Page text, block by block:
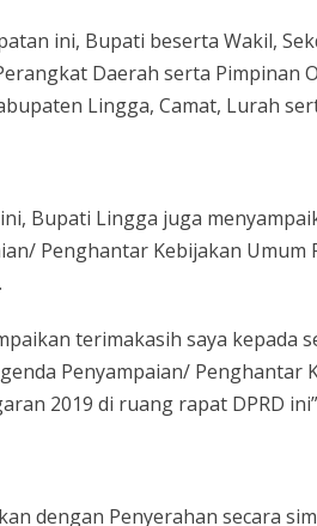
ini, Bupati beserta Wakil,
Daerah serta Pimpinan
Lingga, Camat, Lurah
Bupati Lingga juga
Penghantar Kebijakan Umum
terimakasih saya
Penyampaian/ Penghantar
2019 di ruang rapat DPRD
dengan Penyerahan secara